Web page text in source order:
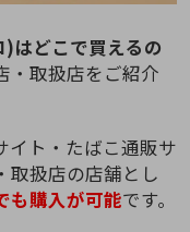
)はどこで買えるの
・取扱店をご紹介
イト・たばこ通販サ
取扱店の店舗とし
も購入が可能です。